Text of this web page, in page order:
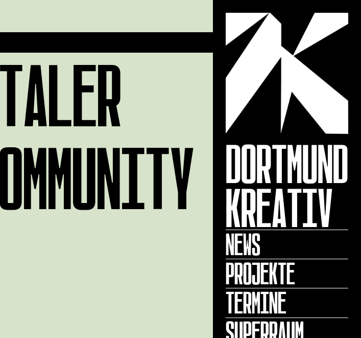
DORTMUND
KREATIV
NEWS
PROJEKTE
TERMINE
SUPERRAUM